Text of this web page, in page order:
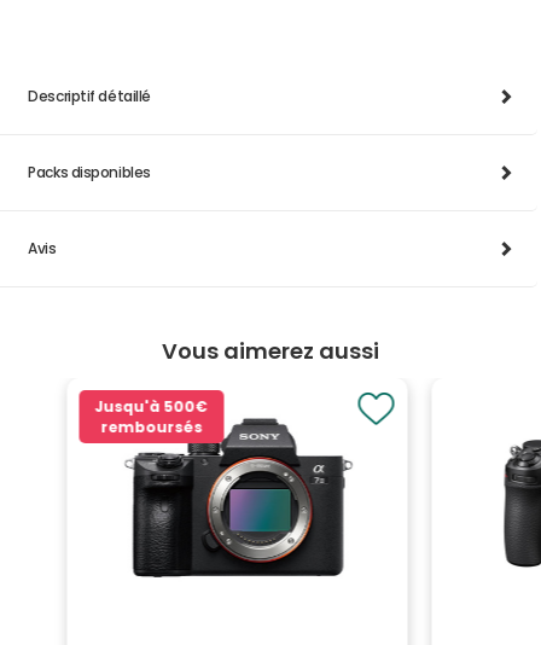
Descriptif détaillé
Packs disponibles
Avis
Vous aimerez aussi
Jusqu'à 500€
remboursés